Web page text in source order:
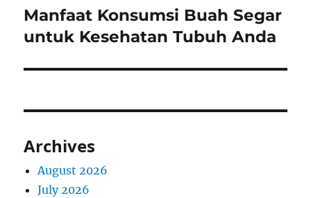
Next
post:
Manfaat Konsumsi Buah Segar
untuk Kesehatan Tubuh Anda
Archives
August 2026
July 2026